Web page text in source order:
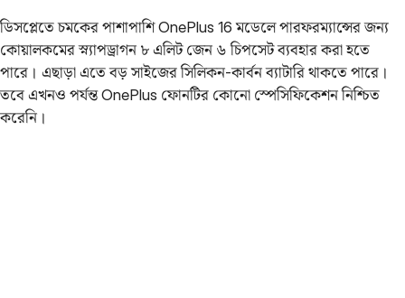
ডিসপ্লেতে চমকের পাশাপাশি OnePlus 16 মডেলে পারফরম্যান্সের জন্য
কোয়ালকমের স্ন্যাপড্রাগন ৮ এলিট জেন ৬ চিপসেট ব্যবহার করা হতে
পারে। এছাড়া এতে বড় সাইজের সিলিকন-কার্বন ব্যাটারি থাকতে পারে।
তবে এখনও পর্যন্ত OnePlus ফোনটির কোনো স্পেসিফিকেশন নিশ্চিত
করেনি।